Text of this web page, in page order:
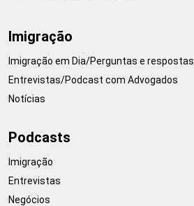
Imigração
Imigração em Dia/Perguntas e respostas
Entrevistas/Podcast com Advogados
Notícias
Podcasts
Imigração
Entrevistas
Negócios